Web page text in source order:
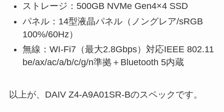
ストレージ：500GB NVMe Gen4×4 SSD
パネル：14型液晶パネル（ノングレア/sRGB
100%/60Hz）
無線：WI-Fi7（最大2.8Gbps）対応IEEE 802.11
be/ax/ac/a/b/c/g/n準拠＋Bluetooth 5内蔵
以上が、DAIV Z4-A9A01SR-Bのスペックです。